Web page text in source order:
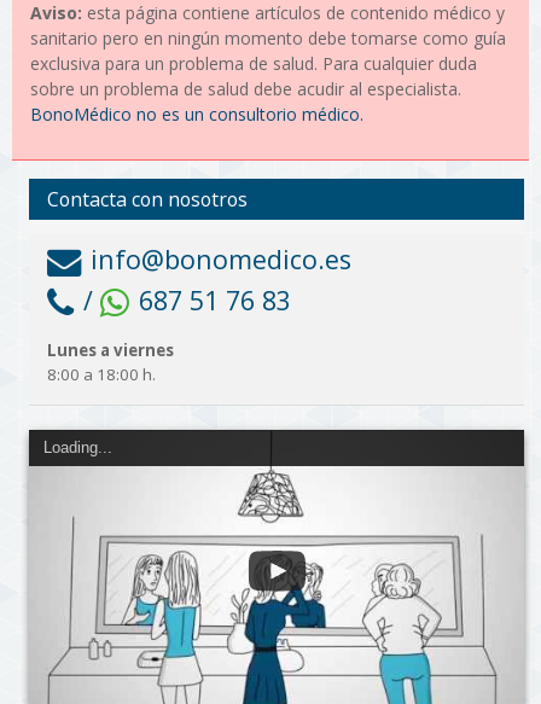
Aviso: esta página contiene artículos de contenido médico y
sanitario pero en ningún momento debe tomarse como guía
exclusiva para un problema de salud. Para cualquier duda
sobre un problema de salud debe acudir al especialista.
BonoMédico no es un consultorio médico.
Contacta con nosotros
info@bonomedico.es
/
687 51 76 83
Lunes a viernes
8:00 a 18:00 h.
Loading...